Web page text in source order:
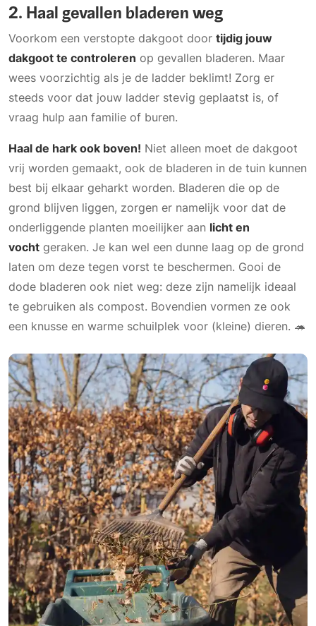
2. Haal gevallen bladeren weg
Voorkom een verstopte dakgoot door tijdig jouw
dakgoot te controleren op gevallen bladeren. Maar
wees voorzichtig als je de ladder beklimt! Zorg er
steeds voor dat jouw ladder stevig geplaatst is, of
vraag hulp aan familie of buren.
Haal de hark ook boven! Niet alleen moet de dakgoot
vrij worden gemaakt, ook de bladeren in de tuin kunnen
best bij elkaar geharkt worden. Bladeren die op de
grond blijven liggen, zorgen er namelijk voor dat de
onderliggende planten moeilijker aan licht en
vocht geraken. Je kan wel een dunne laag op de grond
laten om deze tegen vorst te beschermen. Gooi de
dode bladeren ook niet weg: deze zijn namelijk ideaal
te gebruiken als compost. Bovendien vormen ze ook
een knusse en warme schuilplek voor (kleine) dieren. 🦔